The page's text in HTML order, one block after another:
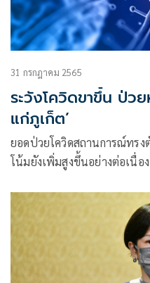
31 กรกฎาคม 2565
ระวังโควิดขาขึ้น ป่ว
แก่ภูเก็ต’
ยอดป่วยโควิดสถานการณ์ทร
โน้มยังเพิ่มสูงขึ้นอย่างต่อเนื่
45 ราย